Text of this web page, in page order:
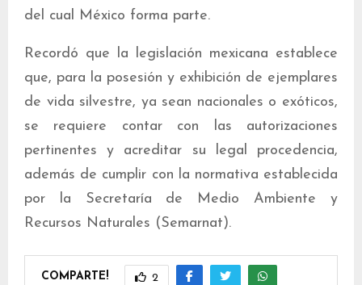
del cual México forma parte.
Recordó que la legislación mexicana establece
que, para la posesión y exhibición de ejemplares
de vida silvestre, ya sean nacionales o exóticos,
se requiere contar con las autorizaciones
pertinentes y acreditar su legal procedencia,
además de cumplir con la normativa establecida
por la Secretaría de Medio Ambiente y
Recursos Naturales (Semarnat).
COMPARTE! 2